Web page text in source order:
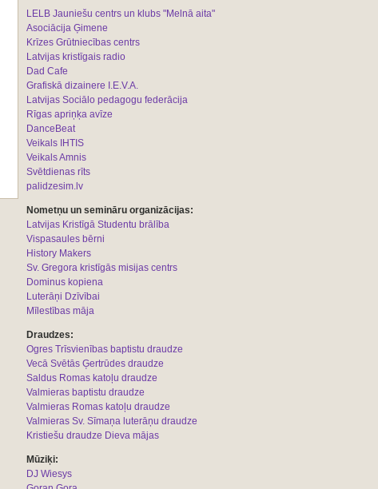
LELB Jauniešu centrs un klubs "Melnā aita"
Asociācija Ģimene
Krīzes Grūtniecības centrs
Latvijas kristīgais radio
Dad Cafe
Grafiskā dizainere I.E.V.A.
Latvijas Sociālo pedagogu federācija
Rīgas apriņķa avīze
DanceBeat
Veikals IHTIS
Veikals Amnis
Svētdienas rīts
palidzesim.lv
Nometņu un semināru organizācijas:
Latvijas Kristīgā Studentu brālība
Vispasaules bērni
History Makers
Sv. Gregora kristīgās misijas centrs
Dominus kopiena
Luterāņi Dzīvībai
Mīlestības māja
Draudzes:
Ogres Trīsvienības baptistu draudze
Vecā Svētās Ģertrūdes draudze
Saldus Romas katoļu draudze
Valmieras baptistu draudze
Valmieras Romas katoļu draudze
Valmieras Sv. Sīmaņa luterāņu draudze
Kristiešu draudze Dieva mājas
Mūziķi:
DJ Wiesys